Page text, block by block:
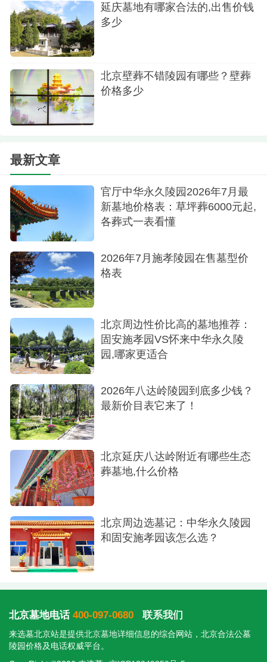
4.扫墓专线车：无需预约，365天无间断早八点
德胜门城楼东北角始发午十一点返回。
5.墓碑设计团队：专业的设计团队为您提供个性
化墓碑设计接洽--创意-- 设计--定案--施工一系列严谨
作业为亲人度身打造安息之所。
6.更对缅怀方式：家庭博物馆存储家庭珍贵资料
馆、祭扫集录馆、开放展示馆等。
7.扫墓记录：扫一扫墓碑上的二维码，拍几张扫
墓的照片，录一段视频，对亲人说上几句话，永久
留存扫墓记录里，记录下您对亲人每一次“爱”的涌
动。
交通有四种方式可以到达
1.班车：每日早8点，德胜门北侧停车场发车，
左右返回市区。
2.自驾：京藏高速（原八达岭高速）行驶至水关
长城出口，沿辅路前行2公里，过红绿灯150米右转
进入陵园。
3.公交：德胜门北侧停车场乘坐919路公交车，
至八达岭森林公园下车。德胜门北侧停车场乘坐877
路公交车，至八达岭前山停车场下车。
4.选墓专车：咨询来选墓热线电话，预约免费选
墓专车，上门接送，实地看墓。
延庆墓地有哪家合法的,出售价钱
多少
北京壁葬不错陵园有哪些？壁葬
价格多少
最新文章
官厅中华永久陵园2026年7月最
新墓地价格表：草坪葬6000元起,
各葬式一表看懂
2026年7月施孝陵园在售墓型价
格表
北京周边性价比高的墓地推荐：
固安施孝园VS怀来中华永久陵
园,哪家更适合
2026年八达岭陵园到底多少钱？
最新价目表它来了！
北京延庆八达岭附近有哪些生态
葬墓地,什么价格
北京周边选墓记：中华永久陵园
和固安施孝园该怎么选？
北京墓地电话 400-097-0680 联系我们
来选墓北京站是提供北京墓地详细信息的综合网站，北京合法公墓
陵园价格及电话权威平台。